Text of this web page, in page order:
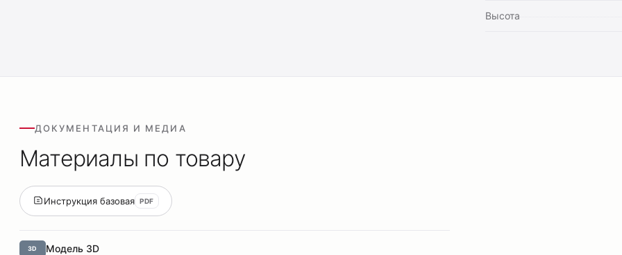
Высота
ДОКУМЕНТАЦИЯ И МЕДИА
Материалы по товару
Инструкция базовая PDF
3D Модель 3D